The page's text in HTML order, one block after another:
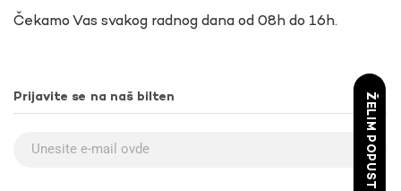
Čekamo Vas svakog radnog dana od 08h do 16h.
Prijavite se na naš bilten ŽELIM POPUST